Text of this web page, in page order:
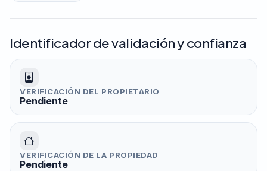
Identificador de validación y confianza
VERIFICACIÓN DEL PROPIETARIO
Pendiente
VERIFICACIÓN DE LA PROPIEDAD
Pendiente